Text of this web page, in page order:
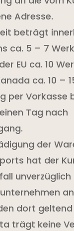
Adresse.
beträgt
ca. 5 – 7
EU ca. 10
ca. 10 –
per Vorkasse
Tag nach
der
hat der
unverzüglich
dort
trägt keine